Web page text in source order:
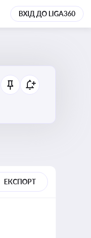
ВХІД ДО LIGA360
ЕКСПОРТ